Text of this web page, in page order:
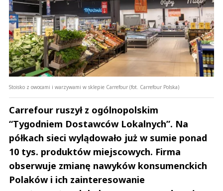
Stoisko z owocami i warzywami w sklepie Carrefour (fot. Carrefour Polska)
Carrefour ruszył z ogólnopolskim
“Tygodniem Dostawców Lokalnych”. Na
półkach sieci wylądowało już w sumie ponad
10 tys. produktów miejscowych. Firma
obserwuje zmianę nawyków konsumenckich
Polaków i ich zainteresowanie